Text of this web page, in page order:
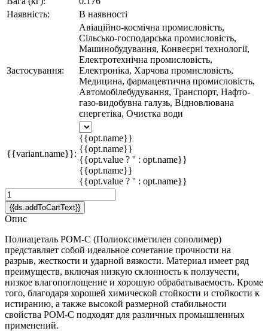
Наявність:
В наявності
Застосування:
Авіаційно-космічна промисловість,
Сільсько-господарська промисловість,
Машинобудування, Конвеєрні технології,
Електротехнічна промисловість,
Електроніка, Харчова промисловість,
Медицина, фармацевтична промисловість,
Автомобілебудування, Транспорт, Нафто-
газо-видобувна галузь, Відновлювана
єнергетіка, Очистка води
{{variant.name}}:
{{opt.name}}
{{opt.name}}
{{opt.value ? '' : opt.name}}
{{opt.name}}
{{opt.value ? '' : opt.name}}
{{ds.addToCartText}}
Опис
Полиацеталь POM-C (Полиоксиметилен сополимер)
представляет собой идеальное сочетание прочности на
разрыв, жесткости и ударной вязкости. Материал имеет ряд
преимуществ, включая низкую склонность к ползучести,
низкое влагопоглощение и хорошую обрабатываемость. Кроме
того, благодаря хорошей химической стойкости и стойкости к
истиранию, а также высокой размерной стабильности
свойства POM-C подходят для различных промышленных
применений.